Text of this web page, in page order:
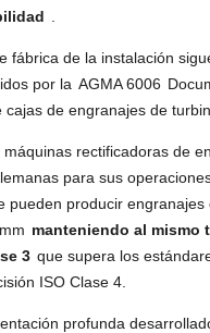
fábrica de la instalación
por la AGMA 6006
de engranajes de
máquinas rectificadoras de
para sus
pueden producir engranajes
manteniendo al mismo
3 que supera los
ISO Clase 4.
profunda